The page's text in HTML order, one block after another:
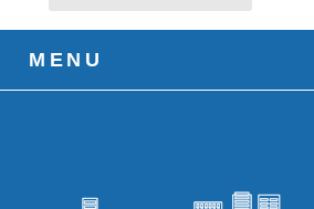
MENU